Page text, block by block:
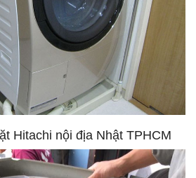
Hitachi nội địa Nhật TPHCM